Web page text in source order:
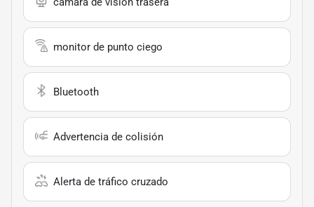
monitor de punto ciego
Bluetooth
Advertencia de colisión
Alerta de tráfico cruzado